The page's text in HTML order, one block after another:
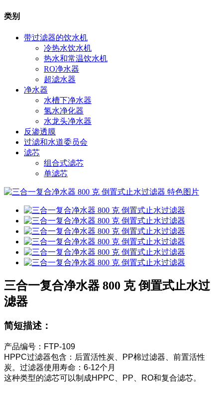
类别
带过滤器的饮水机
冷热水饮水机
热水和常温饮水机
RO净水器
超滤水器
净水器
水槽下净水器
氢水净化器
水龙头净水器
反渗透膜
过滤和水道委员会
滤芯
组合式滤芯
单滤芯
三合一复合净水器 800 克 倒置式止水过
滤器
简短描述：
产品编号：FTP-109
HPPC过滤器包含：后置活性炭、PP棉过滤器、前置活性
炭。过滤器使用寿命：6-12个月
这种类型的滤芯可以制成HPPC、PP、RO和复合滤芯。